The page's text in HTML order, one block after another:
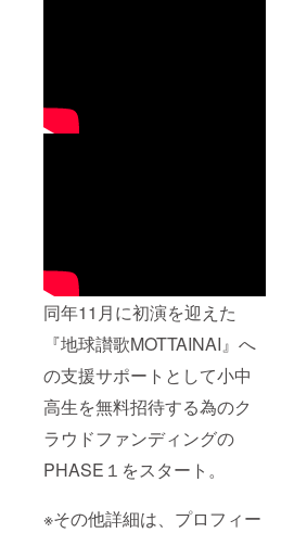
同年11月に初演を迎えた
『地球讃歌MOTTAINAI』へ
の支援サポートとして小中
高生を無料招待する為のク
ラウドファンディングの
PHASE１をスタート。
※その他詳細は、プロフィー